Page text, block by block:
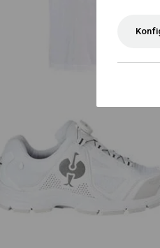
O2 Arbetsskor e.s. Minkar II